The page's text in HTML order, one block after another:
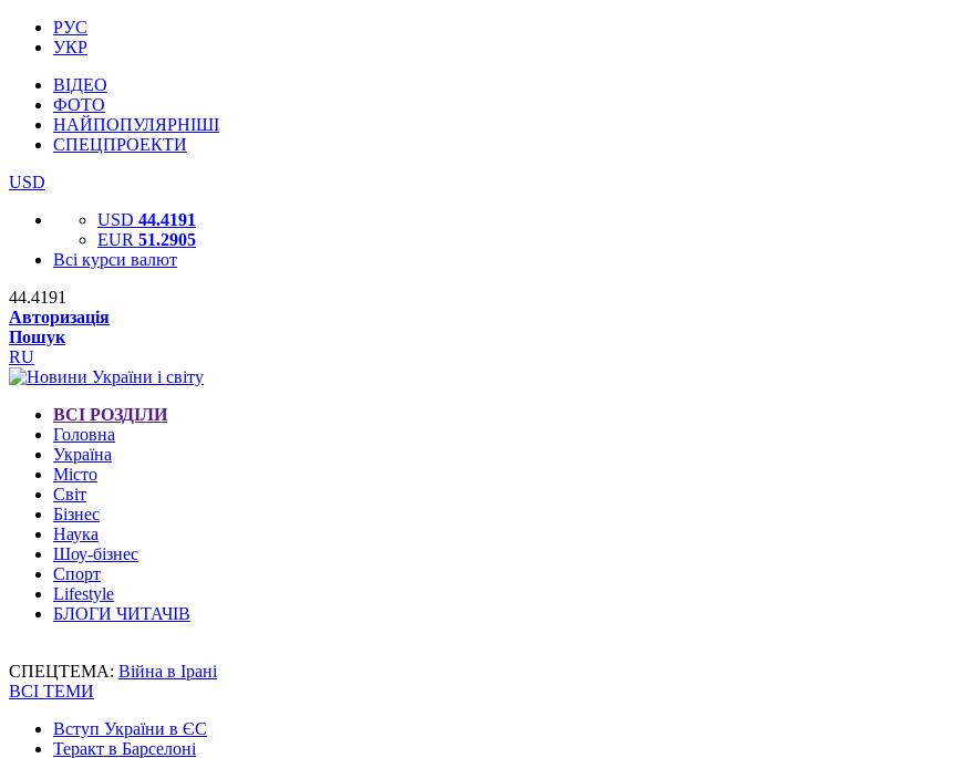
РУС
УКР
ВІДЕО
ФОТО
НАЙПОПУЛЯРНІШІ
СПЕЦПРОЕКТИ
USD
USD 44.4191
EUR 51.2905
Всі курси валют
44.4191
Авторизація
Пошук
RU
ВСІ РОЗДІЛИ
Головна
Україна
Місто
Світ
Бізнес
Наука
Шоу-бізнес
Спорт
Lifestyle
БЛОГИ ЧИТАЧІВ
СПЕЦТЕМА: Війна в Ірані
ВСІ ТЕМИ
Вступ України в ЄС
Теракт в Барселоні